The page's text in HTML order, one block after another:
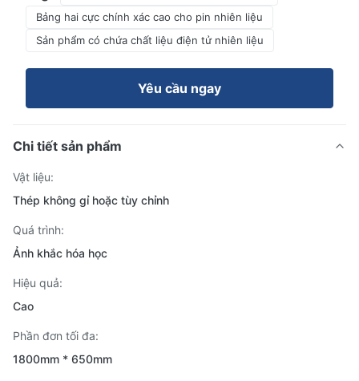
Bảng hai cực chính xác cao cho pin nhiên liệu
Sản phẩm có chứa chất liệu điện tử nhiên liệu
Yêu cầu ngay
Chi tiết sản phẩm
Vật liệu:
Thép không gỉ hoặc tùy chỉnh
Quá trình:
Ảnh khắc hóa học
Hiệu quả:
Cao
Phần đơn tối đa:
1800mm * 650mm